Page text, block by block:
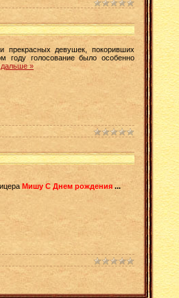
прекрасных девушек, покоривших
году голосование было особенно
дальше »
Мишу С Днем рождения ...